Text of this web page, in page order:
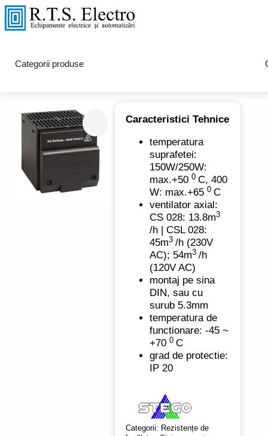
Categorii produse
Caracteristici Tehnice
temperatura
suprafetei:
150W/250W:
max.+50 0 C, 400
W: max.+65 0 C
ventilator axial:
CS 028: 13.8m3
/h | CSL 028:
45m3 /h (230V
AC); 54m3 /h
(120V AC)
montaj pe sina
DIN, sau cu
surub 5.3mm
temperatura de
functionare: -45 ~
+70 0 C
grad de protectie:
IP 20
Categorii: Rezistențe de